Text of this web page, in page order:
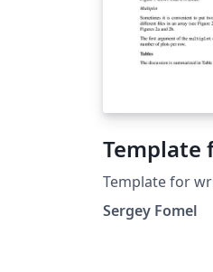
Template
Template for
Sergey Fomel